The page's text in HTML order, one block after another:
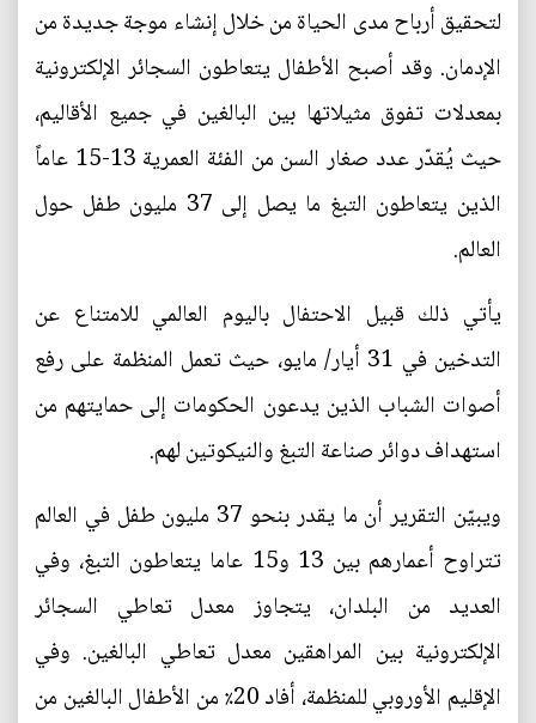
لتحقيق أرباح مدى الحياة من خلال إنشاء موجة جديدة من
الإدمان. وقد أصبح الأطفال يتعاطون السجائر الإلكترونية
بمعدلات تفوق مثيلاتها بين البالغين في جميع الأقاليم،
حيث يُقدّر عدد صغار السن من الفئة العمرية 13-15 عاماً
الذين يتعاطون التبغ ما يصل إلى 37 مليون طفل حول
العالم.
يأتي ذلك قبيل الاحتفال باليوم العالمي للامتناع عن
التدخين في 31 أيار/ مايو، حيث تعمل المنظمة على رفع
أصوات الشباب الذين يدعون الحكومات إلى حمايتهم من
استهداف دوائر صناعة التبغ والنيكوتين لهم.
ويبيّن التقرير أن ما يقدر بنحو 37 مليون طفل في العالم
تتراوح أعمارهم بين 13 و15 عاما يتعاطون التبغ، وفي
العديد من البلدان، يتجاوز معدل تعاطي السجائر
الإلكترونية بين المراهقين معدل تعاطي البالغين. وفي
الإقليم الأوروبي للمنظمة، أفاد 20٪ من الأطفال البالغين من